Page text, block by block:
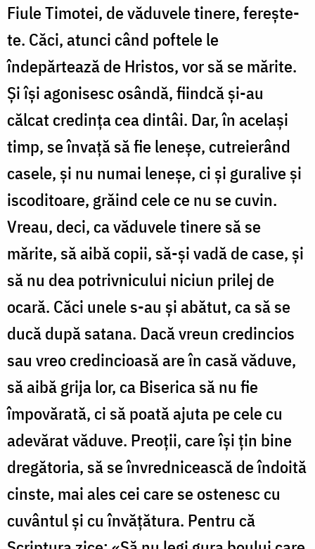
Fiule Timotei, de văduvele tinere, ferește-
te. Căci, atunci când poftele le
îndepărtează de Hristos, vor să se mărite.
Și își agonisesc osândă, fiindcă și-au
călcat credința cea dintâi. Dar, în același
timp, se învață să fie leneșe, cutreierând
casele, și nu numai leneșe, ci și guralive și
iscoditoare, grăind cele ce nu se cuvin.
Vreau, deci, ca văduvele tinere să se
mărite, să aibă copii, să-și vadă de case, și
să nu dea potrivnicului niciun prilej de
ocară. Căci unele s-au și abătut, ca să se
ducă după satana. Dacă vreun credincios
sau vreo credincioasă are în casă văduve,
să aibă grija lor, ca Biserica să nu fie
împovărată, ci să poată ajuta pe cele cu
adevărat văduve. Preoții, care își țin bine
dregătoria, să se învrednicească de îndoită
cinste, mai ales cei care se ostenesc cu
cuvântul și cu învățătura. Pentru că